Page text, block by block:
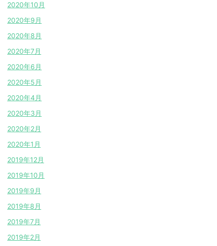
2020年10月
2020年9月
2020年8月
2020年7月
2020年6月
2020年5月
2020年4月
2020年3月
2020年2月
2020年1月
2019年12月
2019年10月
2019年9月
2019年8月
2019年7月
2019年2月